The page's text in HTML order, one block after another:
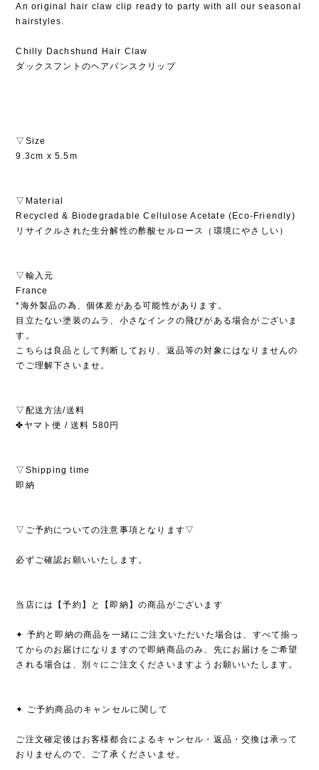
An original hair claw clip ready to party with all our seasonal
hairstyles.
Chilly Dachshund Hair Claw
ダックスフントのヘアバンスクリップ
▽Size
9.3cm x 5.5m
▽Material
Recycled & Biodegradable Cellulose Acetate (Eco-Friendly)
リサイクルされた生分解性の酢酸セルロース（環境にやさしい）
▽輸入元
France
*海外製品の為、個体差がある可能性があります。
目立たない塗装のムラ、小さなインクの飛びがある場合がございま
す。
こちらは良品として判断しており、返品等の対象にはなりませんの
でご理解下さいませ。
▽配送方法/送料
✤ヤマト便 / 送料 580円
▽Shipping time
即納
▽ご予約についての注意事項となります▽
必ずご確認お願いいたします。
当店には【予約】と【即納】の商品がございます
✦ 予約と即納の商品を一緒にご注文いただいた場合は、すべて揃っ
てからのお届けになりますので即納商品のみ、先にお届けをご希望
される場合は、別々にご注文くださいますようお願いいたします。
✦ ご予約商品のキャンセルに関して
ご注文確定後はお客様都合によるキャンセル・返品・交換は承って
おりませんので、ご了承くださいませ。